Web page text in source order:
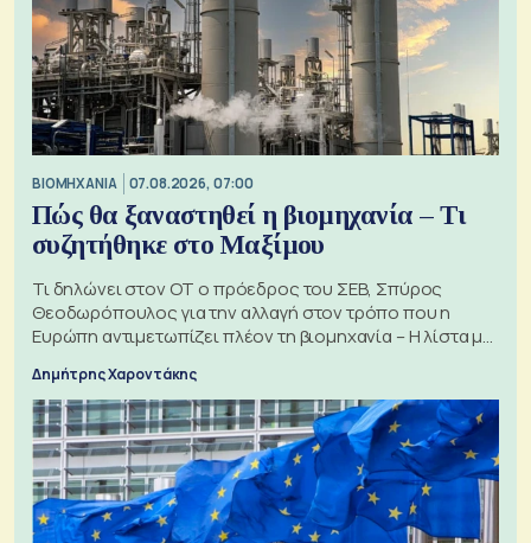
ΒΙΟΜΗΧΑΝΙΑ 07.08.2026, 07:00
Πώς θα ξαναστηθεί η βιομηχανία – Τι
συζητήθηκε στο Μαξίμου
Τι δηλώνει στον ΟΤ ο πρόεδρος του ΣΕΒ, Σπύρος
Θεοδωρόπουλος για την αλλαγή στον τρόπο που η
Ευρώπη αντιμετωπίζει πλέον τη βιομηχανία – Η λίστα με
Δημήτρης Χαροντάκης